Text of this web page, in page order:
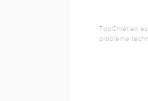
TopChrétien
problème